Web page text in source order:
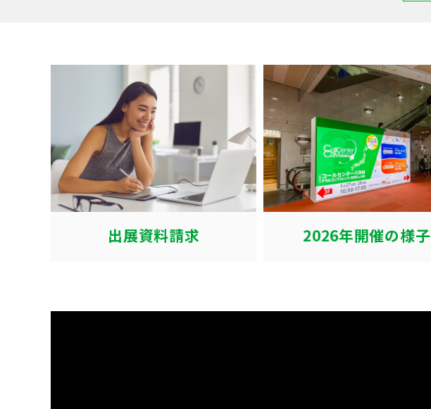
出展資料請求 2026年開催の様子